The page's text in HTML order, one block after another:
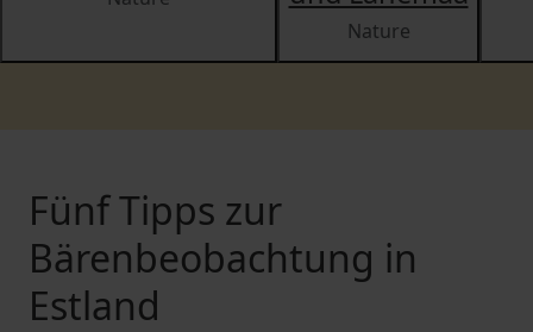
Nature
Fünf Tipps zur
Bärenbeobachtung in
Estland